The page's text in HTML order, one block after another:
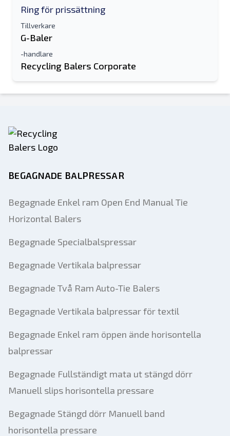
Ring för prissättning
Tillverkare
G-Baler
-handlare
Recycling Balers Corporate
BEGAGNADE BALPRESSAR
Begagnade Enkel ram Open End Manual Tie
Horizontal Balers
Begagnade Specialbalspressar
Begagnade Vertikala balpressar
Begagnade Två Ram Auto-Tie Balers
Begagnade Vertikala balpressar för textil
Begagnade Enkel ram öppen ände horisontella
balpressar
Begagnade Fullständigt mata ut stängd dörr
Manuell slips horisontella pressare
Begagnade Stängd dörr Manuell band
horisontella pressare